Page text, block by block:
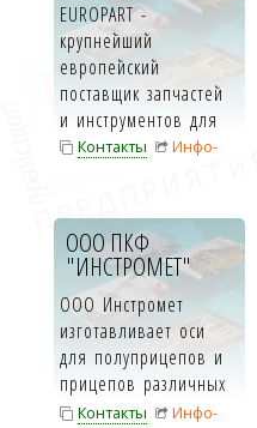
EUROPART -
крупнейший
европейский
поставщик запчастей
и инструментов для
ремонта и
Контакты
Инфо-
ООО ПКФ
"ИНСТРОМЕТ"
ООО Инстромет
изготавливает оси
для полуприцепов и
прицепов различных
модификаций, в том
Контакты
Инфо-